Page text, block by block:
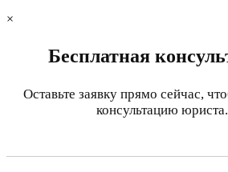
×
Бесплатная
Оставьте заявку прямо сейчас,
консультацию юриста.